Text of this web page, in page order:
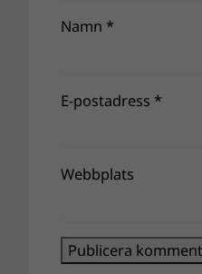
Namn *
E-postadress *
Webbplats